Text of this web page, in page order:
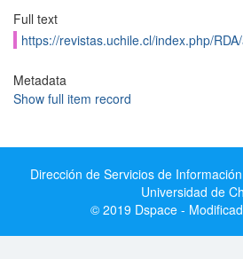
Full text
https://revistas.uchile.cl/index.php/
Metadata
Show full item record
Dirección de Servicios de
Universidad de
© 2019 Dspace -